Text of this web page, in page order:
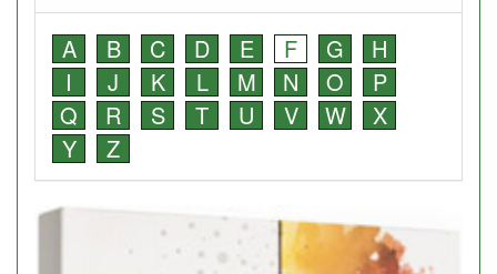
A B C D E F G
H
I
J K L M N O
P
Q
R S T U V W
X
Y
Z